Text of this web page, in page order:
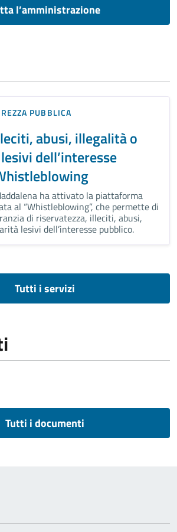
l’amministrazione
PUBBLICA
abusi, illegalità o
dell’interesse
ha attivato la piattaforma
al “Whistleblowing”, che permette di
di riservatezza, illeciti, abusi,
lesivi dell’interesse pubblico.
Tutti i servizi
Tutti i documenti